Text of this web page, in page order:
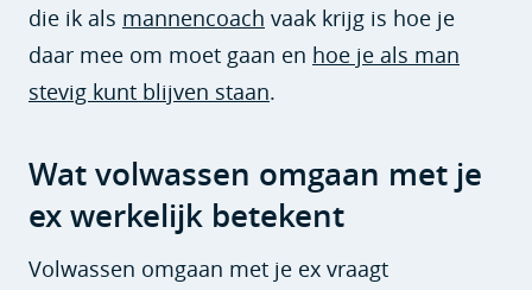
die ik als mannencoach vaak krijg is hoe je
daar mee om moet gaan en hoe je als man
stevig kunt blijven staan.
Wat volwassen omgaan met je
ex werkelijk betekent
Volwassen omgaan met je ex vraagt